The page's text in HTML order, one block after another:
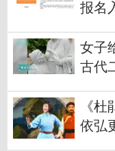
报名
女子
古代
《
依弘